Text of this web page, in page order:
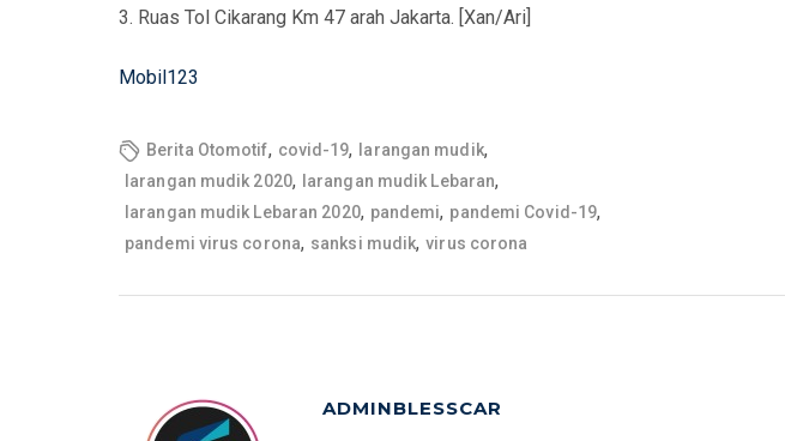
3. Ruas Tol Cikarang Km 47 arah Jakarta. [Xan/Ari]
Mobil123
Berita Otomotif, covid-19, larangan mudik,
larangan mudik 2020, larangan mudik Lebaran,
larangan mudik Lebaran 2020, pandemi, pandemi Covid-19,
pandemi virus corona, sanksi mudik, virus corona
ADMINBLESSCAR